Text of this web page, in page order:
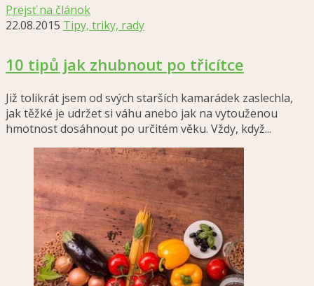
Prejsť na článok
22.08.2015 Tipy, triky, rady
10 tipů jak zhubnout po třicítce
Již tolikrát jsem od svých starších kamarádek zaslechla,
jak těžké je udržet si váhu anebo jak na vytouženou
hmotnost dosáhnout po určitém věku. Vždy, když...